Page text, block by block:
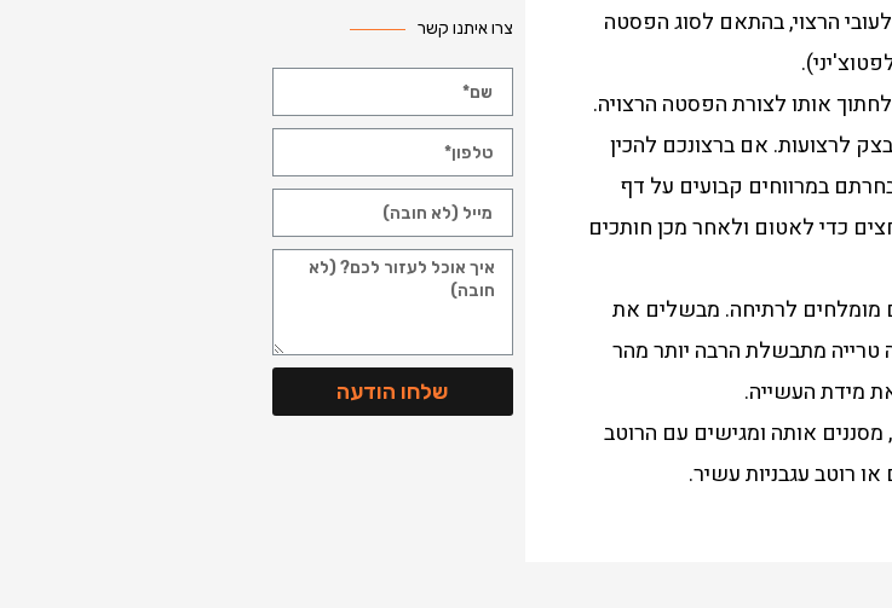
הרצוי, בהתאם לסוג הפסטה
אותו לצורת הפסטה הרצויה.
לרצועות. אם ברצונכם להכין
במרווחים קבועים על דף
כדי לאטום ולאחר מכן חותכים
מומלחים לרתיחה. מבשלים את
בעובי. פסטה טרייה מתבשלת הרבה יותר מהר
מידת העשייה.
אותה ומגישים עם הרוטב
רוטב עגבניות עשיר.
צרו איתנו קשר
שלחו הודעה